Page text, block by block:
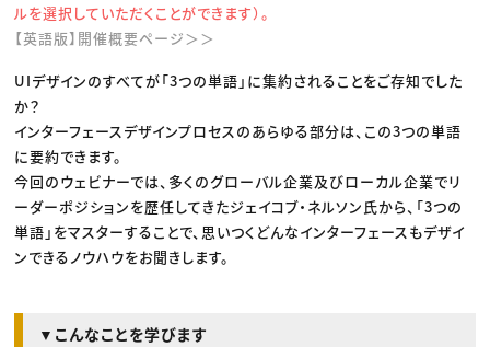
ルを選択していただくことができます）。
【英語版】開催概要ページ＞＞
UIデザインのすべてが「3つの単語」に集約されることをご存知でした
か？
インターフェースデザインプロセスのあらゆる部分は、この3つの単語
に要約できます。
今回のウェビナーでは、多くのグローバル企業及びローカル企業でリ
ーダーポジションを歴任してきたジェイコブ・ネルソン氏から、「3つの
単語」をマスターすることで、思いつくどんなインターフェースもデザイ
ンできるノウハウをお聞きします。
▼こんなことを学びます